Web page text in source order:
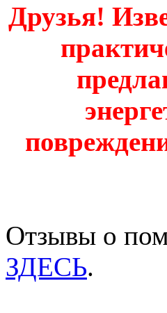
Друзья!
Отзывы о
ЗДЕСЬ.